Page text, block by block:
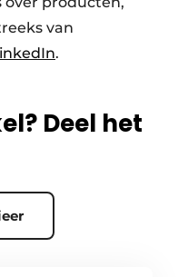
van
.
Deel het